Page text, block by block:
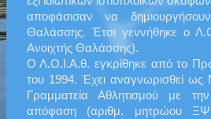
αποφάσισαν να
Θαλάσσης. Έτσι γεννήθηκε ο
Ανοιχτής Θαλάσσης).
Ο Λ.Ο.Ι.Α.θ. εγκρίθηκε από το
του 1994. Έχει αναγνωρισθεί ως
Γραμματεία Αθλητισμού με
απόφαση (αριθμ. μητρώου